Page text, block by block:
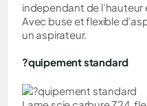
independant de
Avec buse et flexible
un aspirateur.
?quipement standard